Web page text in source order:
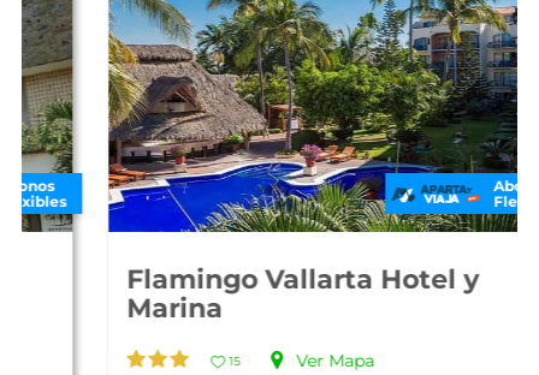
Abonos
Flexibles
Flamingo Vallarta Hotel y
Marina
15
Ver Mapa